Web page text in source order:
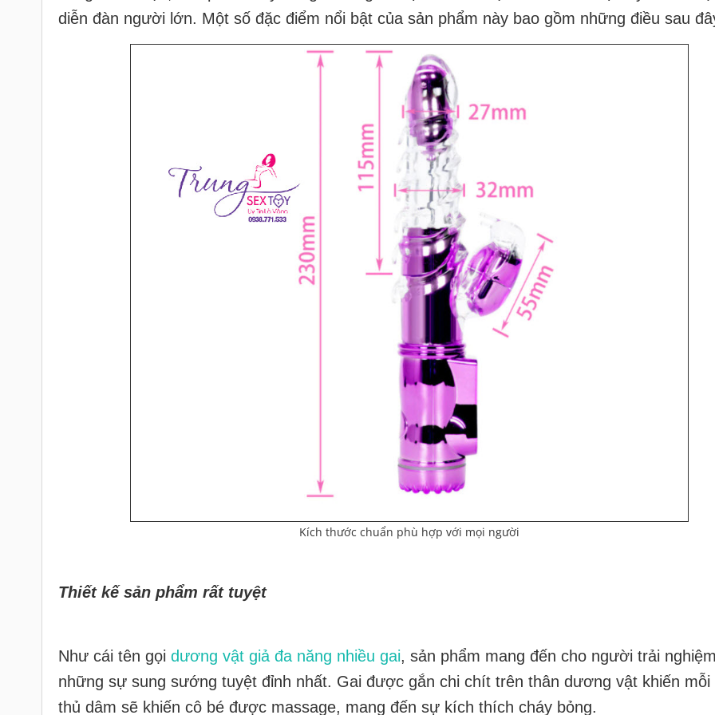
diễn đàn người lớn. Một số đặc điểm nổi bật của sản phẩm này bao gồm những điều sau
Kích thước chuẩn phù hợp với mọi người
Thiết kế sản phẩm rất tuyệt
Như cái tên gọi dương vật giả đa năng nhiều gai, sản phẩm mang đến cho người trải
những sự sung sướng tuyệt đỉnh nhất. Gai được gắn chi chít trên thân dương vật khiến mỗi
thủ dâm sẽ khiến cô bé được massage, mang đến sự kích thích cháy bỏng.